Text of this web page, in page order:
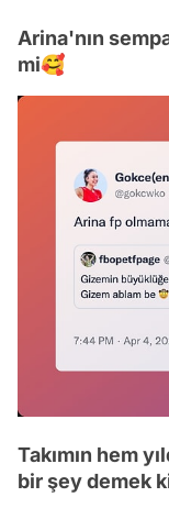
Arina'nın
mi🥰
Takımın hem
bir şey demek